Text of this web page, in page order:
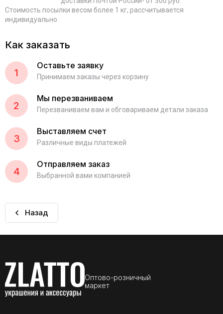
Стоимость посылки весом более 1 кг, рассчитывается
индивидуально.
Как заказать
1
Оставьте заявку
Принимаем заказы через корзину
2
Мы перезваниваем
Перезваниваем вам и обговариваем детали заказа
3
Выставляем счет
Различные виды платежей
4
Отправляем заказ
Выбранной вами компанией
Назад
Оптово-розничный
маркет